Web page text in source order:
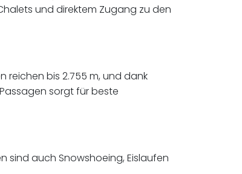
und direktem Zugang zu den
reichen bis 2.755 m, und dank
sorgt für beste
sind auch Snowshoeing, Eislaufen